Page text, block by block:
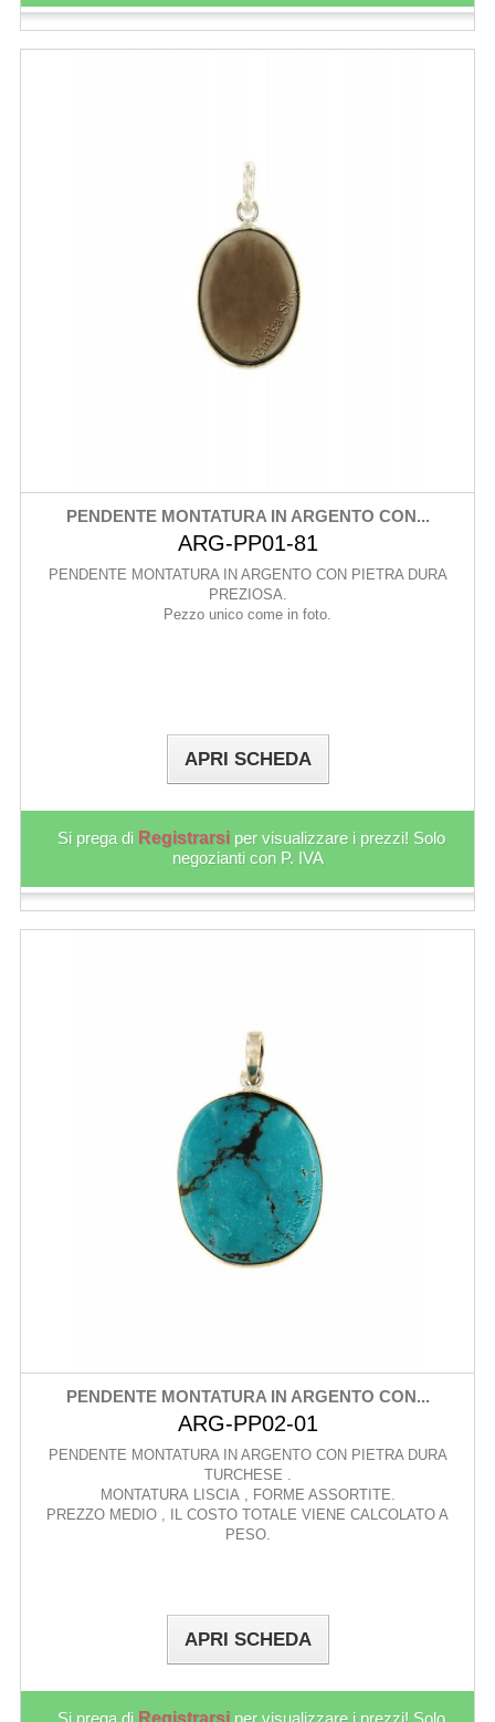
PENDENTE MONTATURA IN ARGENTO CON...
ARG-PP01-81
PENDENTE MONTATURA IN ARGENTO CON PIETRA DURA
PREZIOSA.
Pezzo unico come in foto.
APRI SCHEDA
Si prega di Registrarsi per visualizzare i prezzi! Solo
negozianti con P. IVA
PENDENTE MONTATURA IN ARGENTO CON...
ARG-PP02-01
PENDENTE MONTATURA IN ARGENTO CON PIETRA DURA
TURCHESE .
MONTATURA LISCIA , FORME ASSORTITE.
PREZZO MEDIO , IL COSTO TOTALE VIENE CALCOLATO A
PESO.
APRI SCHEDA
Si prega di Registrarsi per visualizzare i prezzi! Solo